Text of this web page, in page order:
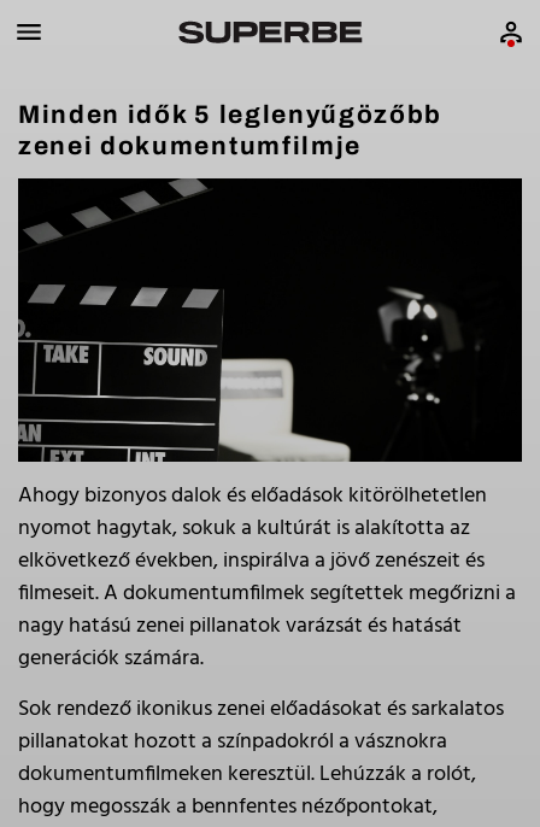
Minden idők 5 leglenyűgözőbb
zenei dokumentumfilmje
Ahogy bizonyos dalok és előadások kitörölhetetlen
nyomot hagytak, sokuk a kultúrát is alakította az
elkövetkező években, inspirálva a jövő zenészeit és
filmeseit. A dokumentumfilmek segítettek megőrizni a
nagy hatású zenei pillanatok varázsát és hatását
generációk számára.
Sok rendező ikonikus zenei előadásokat és sarkalatos
pillanatokat hozott a színpadokról a vásznokra
dokumentumfilmeken keresztül. Lehúzzák a rolót,
hogy megosszák a bennfentes nézőpontokat,